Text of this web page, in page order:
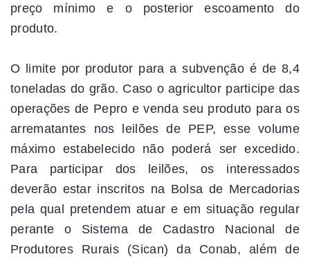
preço mínimo e o posterior escoamento do
produto.
O limite por produtor para a subvenção é de 8,4
toneladas do grão. Caso o agricultor participe das
operações de Pepro e venda seu produto para os
arrematantes nos leilões de PEP, esse volume
máximo estabelecido não poderá ser excedido.
Para participar dos leilões, os interessados
deverão estar inscritos na Bolsa de Mercadorias
pela qual pretendem atuar e em situação regular
perante o Sistema de Cadastro Nacional de
Produtores Rurais (Sican) da Conab, além de